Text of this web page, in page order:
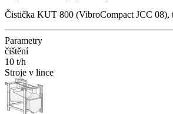
Čistička KUT 800 (VibroCompact JCC 08),
Parametry
čištění
10 t/h
Stroje v lince